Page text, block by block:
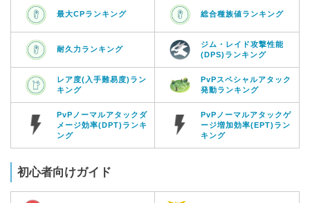
最大CPランキング 総合種族値ランキング
耐久力ランキング
ジム・レイド攻撃性能
(DPS)ランキング
レア度(入手難易度)ラン
キング
PvPスペシャルアタック
発動ランキング
PvPノーマルアタックダ
メージ効率(DPT)ランキ
ング
PvPノーマルアタックゲ
ージ増加効率(EPT)ラン
キング
初心者向けガイド